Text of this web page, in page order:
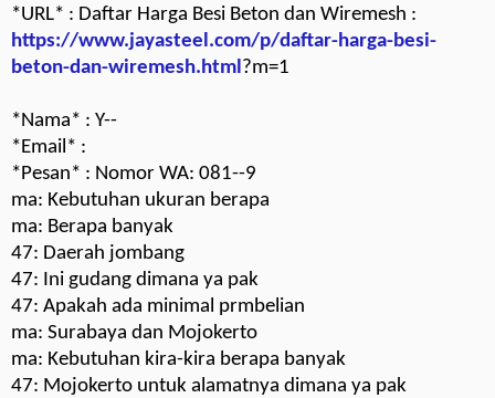
*URL* : Daftar Harga Besi Beton dan Wiremesh :
https://www.jayasteel.com/p/daftar-harga-besi-
beton-dan-wiremesh.html?m=1
*Nama* : Y--
*Email* :
*Pesan* : Nomor WA: 081--9
ma: Kebutuhan ukuran berapa
ma: Berapa banyak
47: Daerah jombang
47: Ini gudang dimana ya pak
47: Apakah ada minimal prmbelian
ma: Surabaya dan Mojokerto
ma: Kebutuhan kira-kira berapa banyak
47: Mojokerto untuk alamatnya dimana ya pak